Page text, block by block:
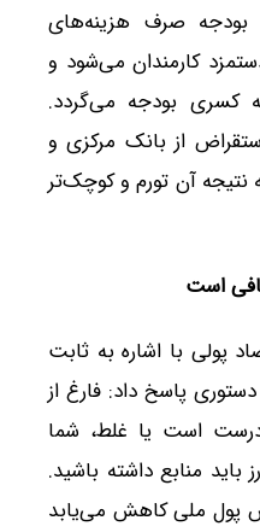
صرف هزینه‌های
کارمندان می‌شود و
کسری بودجه می‌گردد.
از بانک مرکزی و
آن تورم و کوچک‌تر
است
پولی با اشاره به ثابت
پاسخ داد: فارغ از
است یا غلط، شما
منابع داشته باشید.
پول ملی کاهش می‌یابد